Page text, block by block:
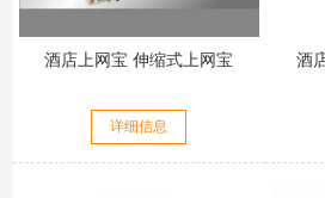
酒店上网宝 伸缩式上网宝
详细信息
酒